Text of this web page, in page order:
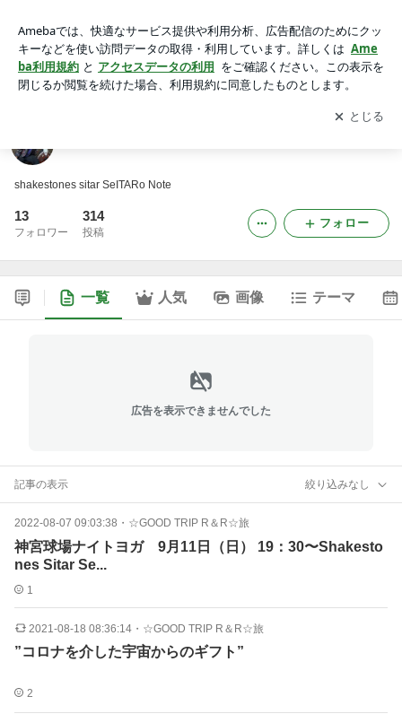
アプリをダウンロードして ブログの更新通知
を受け取りまし
ょう。
開く
shakestones sitar SeITARo Note
13
フォロワー
314
投稿
フォロー
一覧 人気 画像 テーマ
広告を表示できませんでした
記事の表示 絞り込みなし
2022-08-07 09:03:38 ・ ☆GOOD TRIP R＆R☆旅
神宮球場ナイトヨガ 9月11日（日） 19：30〜Shakesto
nes Sitar Se...
1
2021-08-18 08:36:14 ・ ☆GOOD TRIP R＆R☆旅
”コロナを介した宇宙からのギフト”
2